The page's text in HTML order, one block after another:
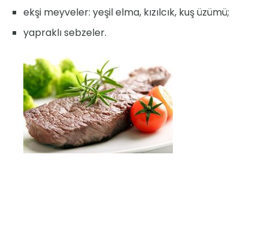
ekşi meyveler: yeşil elma, kızılcık, kuş üzümü;
yapraklı sebzeler.